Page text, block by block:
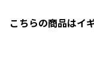
こちらの商品はイ